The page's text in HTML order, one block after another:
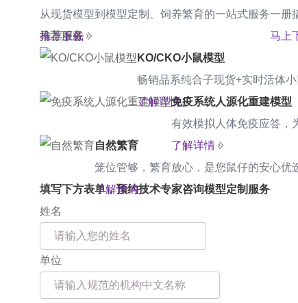
从现货模型到模型定制、饲养繁育的一站式服务
马上下载
一册
马上
推荐服务
KO/CKO小鼠模型
畅销品系纯合子现货+实时活体
了解详情免疫系统人源化重建模型
有效模拟人体免疫应答，
了解详情
自然繁育
笼位管够，繁育放心，是您鼠仔的安心优
了解详情
填写下方表单，预约技术专家咨询模型定制服务
姓名
单位